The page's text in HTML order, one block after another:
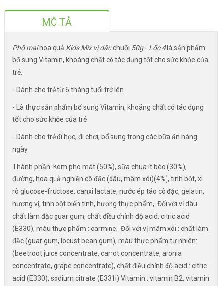
MÔ TẢ
Phô maihoa quả Kids Mix vị dâuchuối 50g- Lốc 4là sản phẩm
bổ sung Vitamin, khoáng chất có tác dụng tốt cho sức khỏe của
trẻ.
- Dành cho trẻ từ 6 tháng tuổi trở lên
- Là thực sản phẩm bổ sung Vitamin, khoáng chất có tác dụng
tốt cho sức khỏe của trẻ
- Dành cho trẻ đi học, đi chơi, bổ sung trong các bữa ăn hàng
ngày
Thành phần: Kem pho mát (50%), sữa chua ít béo (30%),
đường, hoa quả nghiền cô đặc (dâu, mâm xôi)(4%), tinh bột, xi
rô glucose-fructose, canxi lactate, nước ép táo cô đặc, gelatin,
hương vị, tinh bột biến tính, hương thực phẩm, Đối với vị dâu:
chất làm đặc guar gum, chất điều chỉnh độ acid: citric acid
(E330), màu thực phẩm : carmine; Đối với vị mâm xôi : chất làm
đặc (guar gum, locust bean gum), màu thực phẩm tự nhiên:
(beetroot juice concentrate, carrot concentrate, aronia
concentrate, grape concentrate), chất điều chỉnh độ acid : citric
acid (E330), sodium citrate (E331i) Vitamin : vitamin B2, vitamin